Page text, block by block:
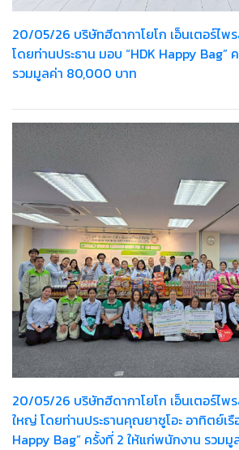
20/05/26 บริษัทฮีดากาโยโก เอ็นเตอร์ไพ
โดยท่านประธาน มอบ “HDK Happy Bag” ครั้งที่ 2 ให้แ
รวมมูลค่า 80,000 บาท
20/05/26 บริษัทฮีดากาโยโก เอ็นเตอร์ไพ
ใหญ่ โดยท่านประธานคุณยาซูโอะ อาทิตย์เรืองสิริมอบ “HDK
Happy Bag” ครั้งที่ 2 ให้แก่พนักงาน